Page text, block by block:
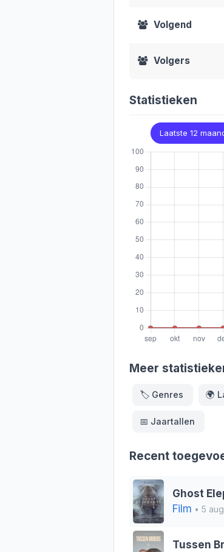
Volgend
Volgers
Statistieken
Laatste 12
Meer
🏷️ Genres 🌍
📅 Jaartallen
Recent
Ghost
Film • 5
Tussen